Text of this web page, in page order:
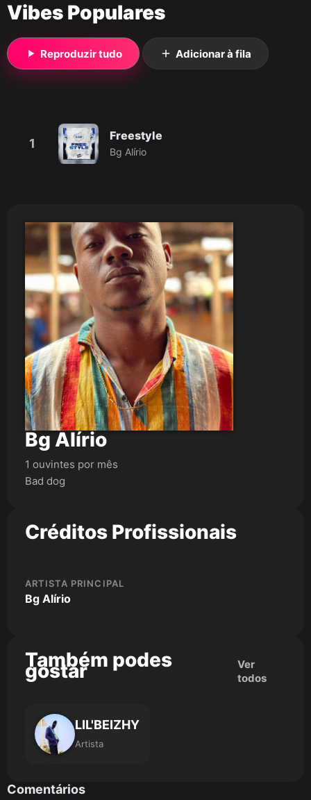
Vibes Populares
Reproduzir tudo Adicionar à fila
1
Freestyle
Bg Alírio
Bg Alírio
1 ouvintes por mês
Bad dog
Créditos Profissionais
ARTISTA PRINCIPAL
Bg Alírio
Também podes
gostar
Ver
todos
LIL'BEIZHY
Artista
Comentários